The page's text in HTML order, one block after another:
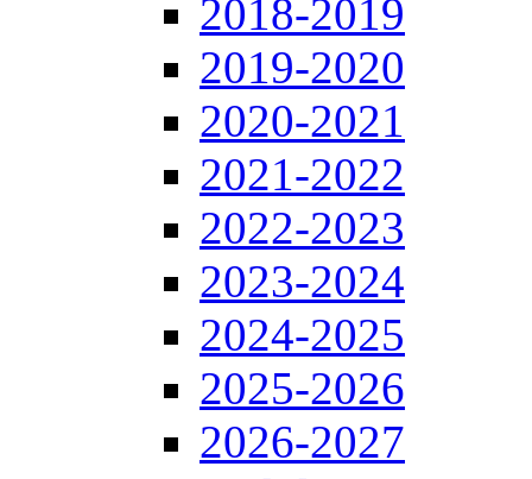
2018-2019
2019-2020
2020-2021
2021-2022
2022-2023
2023-2024
2024-2025
2025-2026
2026-2027